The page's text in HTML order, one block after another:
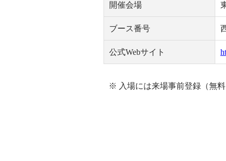
開催会場
ブース番号
公式Webサイト
※ 入場には来場事前登録（無料